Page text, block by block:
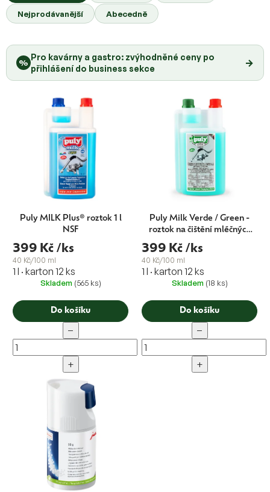
z
e
í
Nejprodávanější
Abecedně
o
d
k
ů
%
Pro kavárny a gastro: zvýhodněné ceny po
přihlášení do business sekce
→
Puly MILK Plus® roztok 1 l
NSF
399 Kč /ks
40 Kč/100 ml
1 l · karton 12 ks
Skladem (565 ks)
Do košíku
−
+
Puly Milk Verde / Green -
roztok na čištění mléčných
cest
399 Kč /ks
40 Kč/100 ml
1 l · karton 12 ks
Skladem (18 ks)
Do košíku
−
+